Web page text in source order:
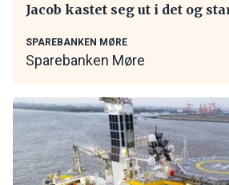
Jacob kastet seg ut i det og
SPAREBANKEN MØRE
Sparebanken Møre